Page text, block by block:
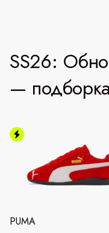
SS26:
—
PUMA